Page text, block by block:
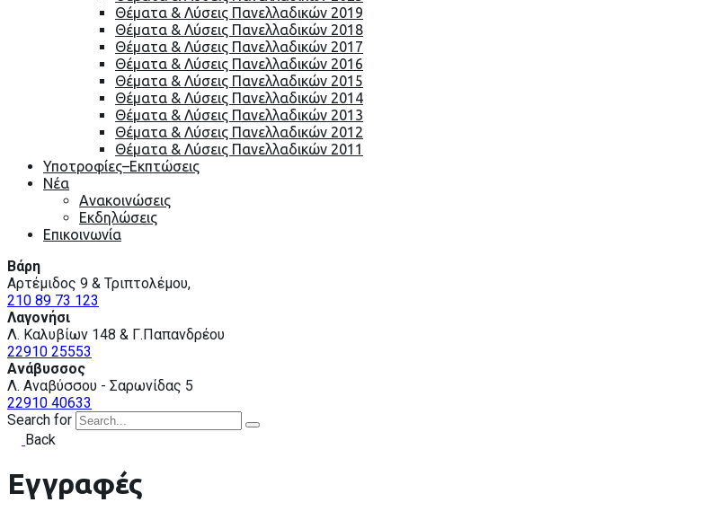
Θέματα & Λύσεις Πανελλαδικών 2019
Θέματα & Λύσεις Πανελλαδικών 2018
Θέματα & Λύσεις Πανελλαδικών 2017
Θέματα & Λύσεις Πανελλαδικών 2016
Θέματα & Λύσεις Πανελλαδικών 2015
Θέματα & Λύσεις Πανελλαδικών 2014
Θέματα & Λύσεις Πανελλαδικών 2013
Θέματα & Λύσεις Πανελλαδικών 2012
Θέματα & Λύσεις Πανελλαδικών 2011
Υποτροφίες–Εκπτώσεις
Nέα
Ανακοινώσεις
Εκδηλώσεις
Επικοινωνία
Βάρη
Αρτέμιδος 9 & Τριπτολέμου,
210 89 73 123
Λαγονήσι
Λ. Καλυβίων 148 & Γ.Παπανδρέου
22910 25553
Ανάβυσσος
Λ. Αναβύσσου - Σαρωνίδας 5
22910 40633
Search for
Back
Εγγραφές